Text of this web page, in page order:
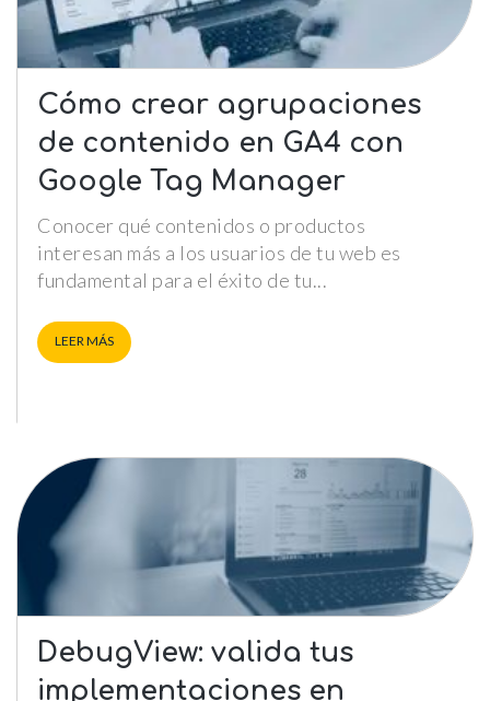
Cómo crear agrupaciones
de contenido en GA4 con
Google Tag Manager
Conocer qué contenidos o productos
interesan más a los usuarios de tu web es
fundamental para el éxito de tu
LEER MÁS
DebugView: valida tus
implementaciones en